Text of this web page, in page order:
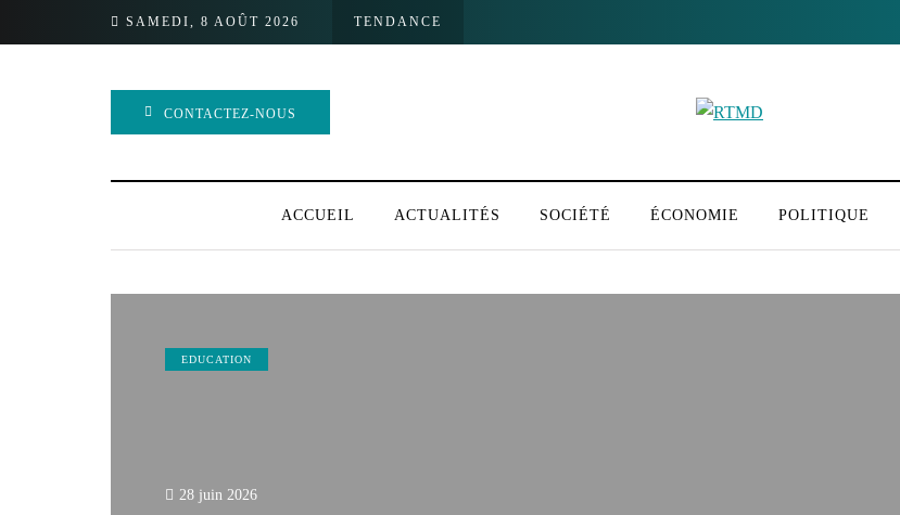
SAMEDI, 8 AOÛT 2026 TENDANCE
CONTACTEZ-NOUS
ACCUEIL ACTUALITÉS SOCIÉTÉ ÉCONOMIE POLITIQUE
EDUCATION
28 juin 2026